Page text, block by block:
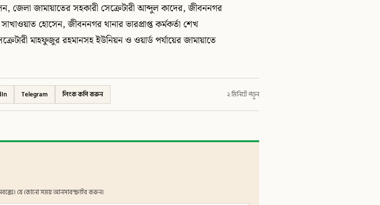
জেলা জামায়াতের সহকারী সেক্রেটারী আব্দুল কাদের, জীবননগর
হোসেন, জীবননগর থানার ভারপ্রাপ্ত কর্মকর্তা শেখ
মাহফুজুর রহমানসহ ইউনিয়ন ও ওয়ার্ড পর্যায়ের জামায়াতে
Telegram লিংক কপি করুন ২ মিনিটে পড়ুন
যে কোনো সময় আনসাবস্ক্রাইব করুন।